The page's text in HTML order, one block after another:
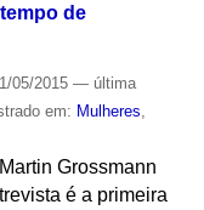
de
05/2015 — última
em: Mulheres
Grossmann
é a primeira